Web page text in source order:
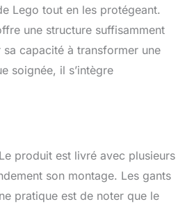
: la taille extérieure du
Lego préférés. La peinture
et des couleurs qui
grandement améliorer
pour Lego Technic
la voiture n'est pas incluse)
mural de voiture Lego, puis
avez des questions sur le
à nous contacter. Nous vous
Lego tout en les protégeant.
une structure suffisamment
capacité à transformer une
soignée, il s’intègre
produit est livré avec plusieurs
son montage. Les gants
pratique est de noter que le